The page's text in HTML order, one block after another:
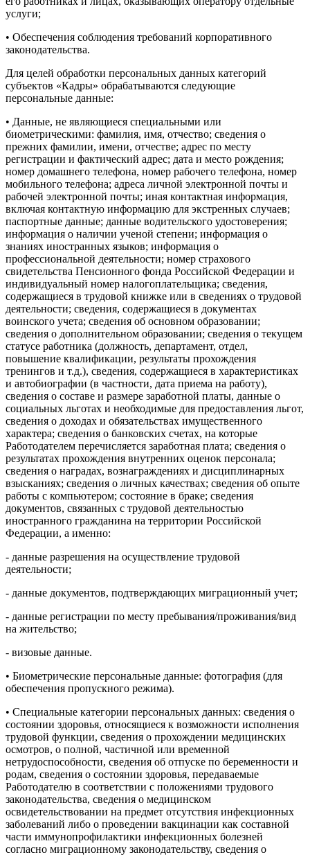
услуги;
• Обеспечения соблюдения требований корпоративного
законодательства.
Для целей обработки персональных данных категорий
субъектов «Кадры» обрабатываются следующие
персональные данные:
• Данные, не являющиеся специальными или
биометрическими: фамилия, имя, отчество; сведения о
прежних фамилии, имени, отчестве; адрес по месту
регистрации и фактический адрес; дата и место рождения;
номер домашнего телефона, номер рабочего телефона, номер
мобильного телефона; адреса личной электронной почты и
рабочей электронной почты; иная контактная информация,
включая контактную информацию для экстренных случаев;
паспортные данные; данные водительского удостоверения;
информация о наличии ученой степени; информация о
знаниях иностранных языков; информация о
профессиональной деятельности; номер страхового
свидетельства Пенсионного фонда Российской Федерации и
индивидуальный номер налогоплательщика; сведения,
содержащиеся в трудовой книжке или в сведениях о трудовой
деятельности; сведения, содержащиеся в документах
воинского учета; сведения об основном образовании;
сведения о дополнительном образовании; сведения о текущем
статусе работника (должность, департамент, отдел,
повышение квалификации, результаты прохождения
тренингов и т.д.), сведения, содержащиеся в характеристиках
и автобиографии (в частности, дата приема на работу),
сведения о составе и размере заработной платы, данные о
социальных льготах и необходимые для предоставления льгот,
сведения о доходах и обязательствах имущественного
характера; сведения о банковских счетах, на которые
Работодателем перечисляется заработная плата; сведения о
результатах прохождения внутренних оценок персонала;
сведения о наградах, вознаграждениях и дисциплинарных
взысканиях; сведения о личных качествах; сведения об опыте
работы с компьютером; состояние в браке; сведения
документов, связанных с трудовой деятельностью
иностранного гражданина на территории Российской
Федерации, а именно:
- данные разрешения на осуществление трудовой
деятельности;
- данные документов, подтверждающих миграционный учет;
- данные регистрации по месту пребывания/проживания/вид
на жительство;
- визовые данные.
• Биометрические персональные данные: фотография (для
обеспечения пропускного режима).
• Специальные категории персональных данных: сведения о
состоянии здоровья, относящиеся к возможности исполнения
трудовой функции, сведения о прохождении медицинских
осмотров, о полной, частичной или временной
нетрудоспособности, сведения об отпуске по беременности и
родам, сведения о состоянии здоровья, передаваемые
Работодателю в соответствии с положениями трудового
законодательства, сведения о медицинском
освидетельствовании на предмет отсутствия инфекционных
заболеваний либо о проведении вакцинации как составной
части иммунопрофилактики инфекционных болезней
согласно миграционному законодательству, сведения о